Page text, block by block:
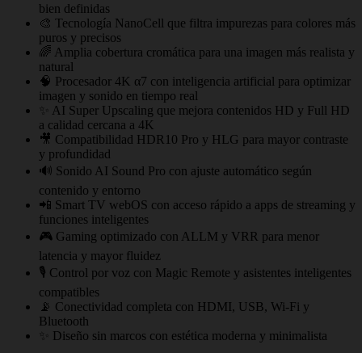
bien definidas
🎨 Tecnología NanoCell que filtra impurezas para colores más
puros y precisos
🌈 Amplia cobertura cromática para una imagen más realista y
natural
🧠 Procesador 4K α7 con inteligencia artificial para optimizar
imagen y sonido en tiempo real
✨ AI Super Upscaling que mejora contenidos HD y Full HD
a calidad cercana a 4K
🎥 Compatibilidad HDR10 Pro y HLG para mayor contraste
y profundidad
🔊 Sonido AI Sound Pro con ajuste automático según
contenido y entorno
📲 Smart TV webOS con acceso rápido a apps de streaming y
funciones inteligentes
🎮 Gaming optimizado con ALLM y VRR para menor
latencia y mayor fluidez
🎙️ Control por voz con Magic Remote y asistentes inteligentes
compatibles
📡 Conectividad completa con HDMI, USB, Wi‑Fi y
Bluetooth
✨ Diseño sin marcos con estética moderna y minimalista